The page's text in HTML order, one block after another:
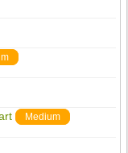
Medium